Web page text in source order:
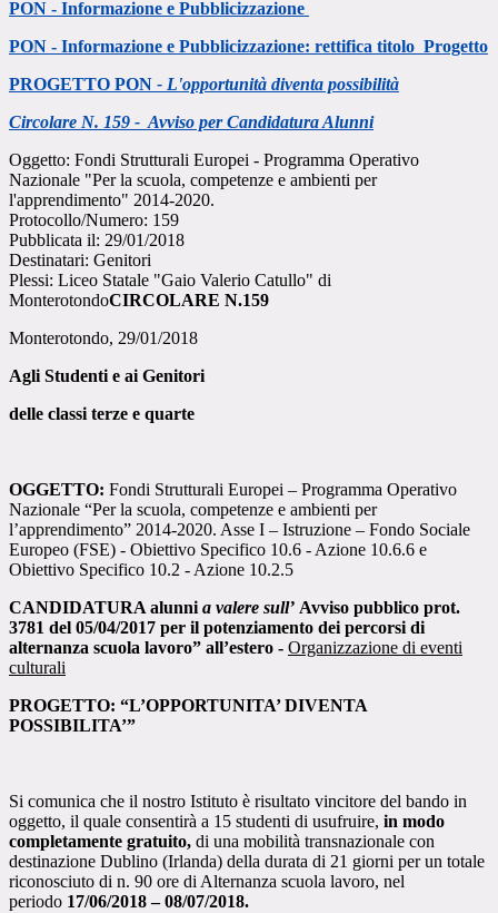
PON - Informazione e Pubblicizzazione
PON - Informazione e Pubblicizzazione: rettifica titolo Progetto
PROGETTO PON - L'opportunità diventa possibilità
Circolare N. 159 - Avviso per Candidatura Alunni
Oggetto: Fondi Strutturali Europei - Programma Operativo
Nazionale "Per la scuola, competenze e ambienti per
l'apprendimento" 2014-2020.
Protocollo/Numero: 159
Pubblicata il: 29/01/2018
Destinatari: Genitori
Plessi: Liceo Statale "Gaio Valerio Catullo" di
MonterotondoCIRCOLARE N.159
Monterotondo, 29/01/2018
Agli Studenti e ai Genitori
delle classi terze e quarte
OGGETTO: Fondi Strutturali Europei – Programma Operativo
Nazionale “Per la scuola, competenze e ambienti per
l’apprendimento” 2014-2020. Asse I – Istruzione – Fondo Sociale
Europeo (FSE) - Obiettivo Specifico 10.6 - Azione 10.6.6 e
Obiettivo Specifico 10.2 - Azione 10.2.5
CANDIDATURA alunni a valere sull’ Avviso pubblico prot.
3781 del 05/04/2017 per il potenziamento dei percorsi di
alternanza scuola lavoro” all’estero - Organizzazione di eventi
culturali
PROGETTO: “L’OPPORTUNITA’ DIVENTA
POSSIBILITA’”
Si comunica che il nostro Istituto è risultato vincitore del bando in
oggetto, il quale consentirà a 15 studenti di usufruire, in modo
completamente gratuito, di una mobilità transnazionale con
destinazione Dublino (Irlanda) della durata di 21 giorni per un totale
riconosciuto di n. 90 ore di Alternanza scuola lavoro, nel
periodo 17/06/2018 – 08/07/2018.